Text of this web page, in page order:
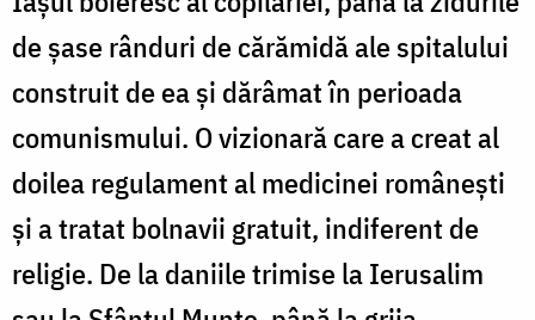
de șase rânduri de cărămidă ale spitalului
construit de ea și dărâmat în perioada
comunismului. O vizionară care a creat al
doilea regulament al medicinei românești
și a tratat bolnavii gratuit, indiferent de
religie. De la daniile trimise la Ierusalim